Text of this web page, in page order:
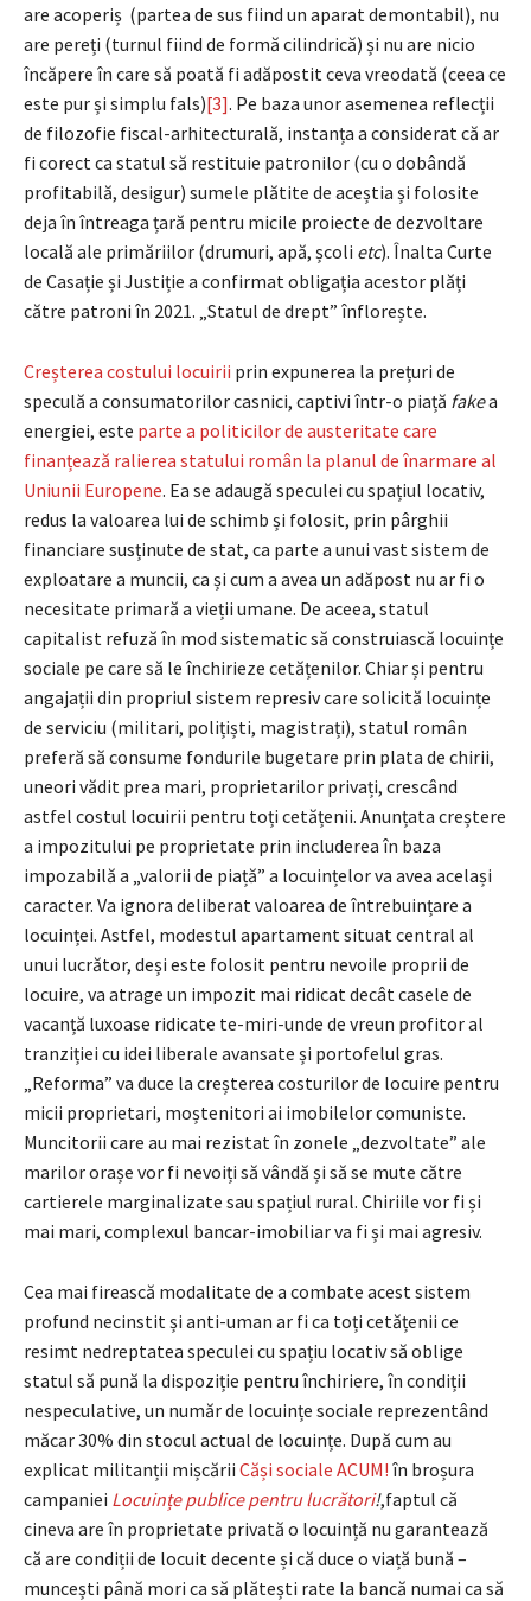
are acoperiș (partea de sus fiind un aparat demontabil), nu
are pereți (turnul fiind de formă cilindrică) și nu are nicio
încăpere în care să poată fi adăpostit ceva vreodată (ceea ce
este pur și simplu fals)[3]. Pe baza unor asemenea reflecții
de filozofie fiscal-arhitecturală, instanța a considerat că ar
fi corect ca statul să restituie patronilor (cu o dobândă
profitabilă, desigur) sumele plătite de aceștia și folosite
deja în întreaga țară pentru micile proiecte de dezvoltare
locală ale primăriilor (drumuri, apă, școli etc). Înalta Curte
de Casație și Justiție a confirmat obligația acestor plăți
către patroni în 2021. „Statul de drept” înflorește.
Creșterea costului locuirii prin expunerea la prețuri de
speculă a consumatorilor casnici, captivi într-o piață fakea
energiei, este parte a politicilor de austeritate care
finanțează ralierea statului român la planul de înarmare al
Uniunii Europene. Ea se adaugă speculei cu spațiul locativ,
redus la valoarea lui de schimb și folosit, prin pârghii
financiare susținute de stat, ca parte a unui vast sistem de
exploatare a muncii, ca și cum a avea un adăpost nu ar fi o
necesitate primară a vieții umane. De aceea, statul
capitalist refuză în mod sistematic să construiască locuințe
sociale pe care să le închirieze cetățenilor. Chiar și pentru
angajații din propriul sistem represiv care solicită locuințe
de serviciu (militari, polițiști, magistrați), statul român
preferă să consume fondurile bugetare prin plata de chirii,
uneori vădit prea mari, proprietarilor privați, crescând
astfel costul locuirii pentru toți cetățenii. Anunțata creștere
a impozitului pe proprietate prin includerea în baza
impozabilă a „valorii de piață” a locuințelor va avea același
caracter. Va ignora deliberat valoarea de întrebuințare a
locuinței. Astfel, modestul apartament situat central al
unui lucrător, deși este folosit pentru nevoile proprii de
locuire, va atrage un impozit mai ridicat decât casele de
vacanță luxoase ridicate te-miri-unde de vreun profitor al
tranziției cu idei liberale avansate și portofelul gras.
„Reforma” va duce la creșterea costurilor de locuire pentru
micii proprietari, moștenitori ai imobilelor comuniste.
Muncitorii care au mai rezistat în zonele „dezvoltate” ale
marilor orașe vor fi nevoiți să vândă și să se mute către
cartierele marginalizate sau spațiul rural. Chiriile vor fi și
mai mari, complexul bancar-imobiliar va fi și mai agresiv.
Cea mai firească modalitate de a combate acest sistem
profund necinstit și anti-uman ar fi ca toți cetățenii ce
resimt nedreptatea speculei cu spațiu locativ să oblige
statul să pună la dispoziție pentru închiriere, în condiții
nespeculative, un număr de locuințe sociale reprezentând
măcar 30% din stocul actual de locuințe. După cum au
explicat militanții mișcării Căși sociale ACUM! în broșura
campaniei Locuințe publice pentru lucrători!,faptul că
cineva are în proprietate privată o locuință nu garantează
că are condiții de locuit decente și că duce o viață bună –
muncești până mori ca să plătești rate la bancă numai ca să